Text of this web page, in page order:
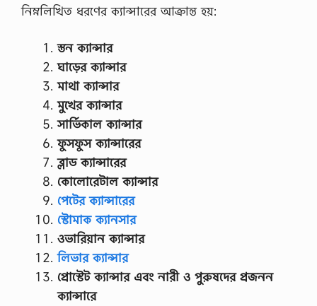
নিম্নলিখিত ধরণের ক্যান্সারের আক্রান্ত হয়:
স্তন ক্যান্সার
ঘাড়ের ক্যান্সার
মাথা ক্যান্সার
মুখের ক্যান্সার
সার্ভিকাল ক্যান্সার
ফুসফুস ক্যান্সারের
ব্লাড ক্যান্সারের
কোলোরেটাল ক্যান্সার
পেটের ক্যান্সারের
স্টোমাক ক্যানসার
ওভারিয়ান ক্যান্সার
লিভার ক্যান্সার
প্রোস্টেট ক্যান্সার এবং নারী ও পুরুষদের প্রজনন
ক্যান্সারে